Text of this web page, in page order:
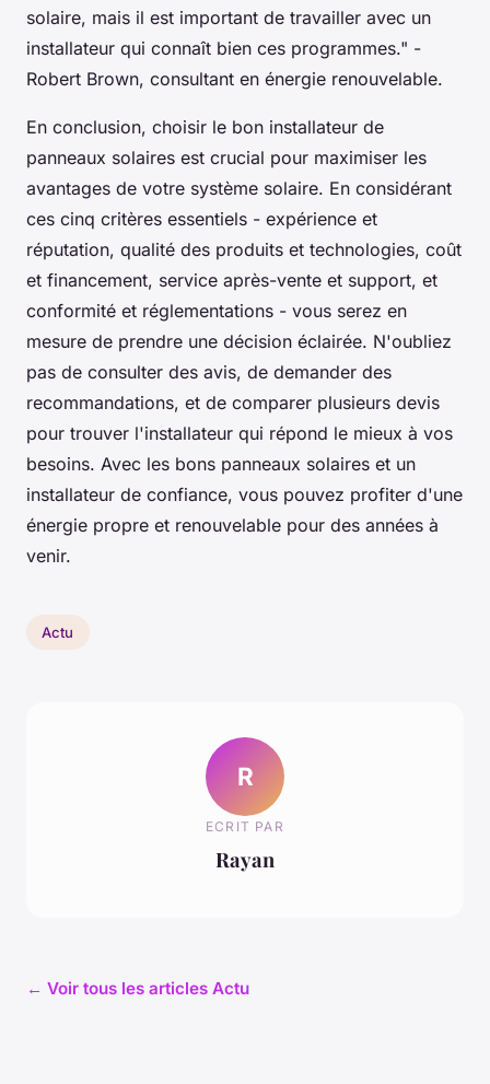
solaire, mais il est important de travailler avec un
installateur qui connaît bien ces programmes." -
Robert Brown, consultant en énergie renouvelable.
En conclusion, choisir le bon installateur de
panneaux solaires est crucial pour maximiser les
avantages de votre système solaire. En considérant
ces cinq critères essentiels - expérience et
réputation, qualité des produits et technologies, coût
et financement, service après-vente et support, et
conformité et réglementations - vous serez en
mesure de prendre une décision éclairée. N'oubliez
pas de consulter des avis, de demander des
recommandations, et de comparer plusieurs devis
pour trouver l'installateur qui répond le mieux à vos
besoins. Avec les bons panneaux solaires et un
installateur de confiance, vous pouvez profiter d'une
énergie propre et renouvelable pour des années à
venir.
Actu
R
ECRIT PAR
Rayan
← Voir tous les articles Actu